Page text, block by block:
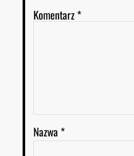
Komentarz*
Nazwa *